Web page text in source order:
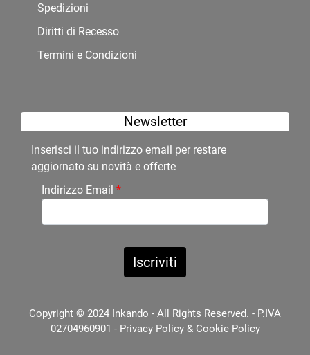
Spedizioni
Diritti di Recesso
Termini e Condizioni
Newsletter
Inserisci il tuo indirizzo email per restare
aggiornato su novità e offerte
Indirizzo Email *
Copyright © 2024 Inkando - All Rights Reserved. - P.IVA
02704960901 - Privacy Policy& Cookie Policy